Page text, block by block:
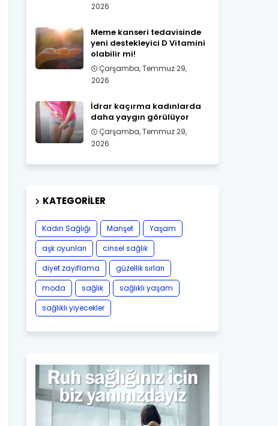
2026
Meme kanseri tedavisinde
yeni destekleyici D Vitamini
olabilir mi!
Çarşamba, Temmuz 29,
2026
İdrar kaçırma kadınlarda
daha yaygın görülüyor
Çarşamba, Temmuz 29,
2026
KATEGORILER
Kadın Sağlığı Manşet
Yaşam
aşk oyunları
cinsel sağlık
diyet zayıflama
güzellik sırları
moda
sağlık
sağlıklı yaşam
sağlıklı yiyecekler